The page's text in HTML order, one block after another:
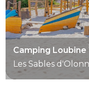
Camping Loubine
Les Sables